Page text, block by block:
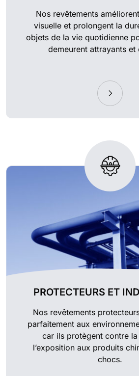
Nos revêtements
visuelle et prolongent la
objets de la vie quotidienne
demeurent attrayants et
PROTECTEURS ET
Nos revêtements
parfaitement aux
car ils protègent contre
l’exposition aux produits
chocs.